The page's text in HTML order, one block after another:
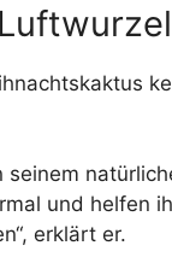
und helfen
erklärt er.